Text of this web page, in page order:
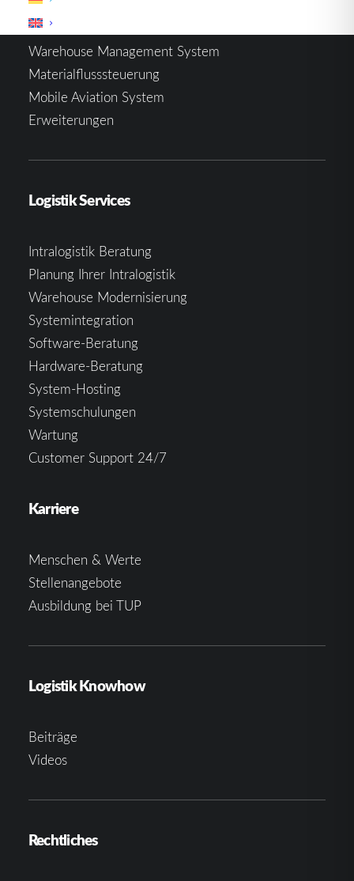
Warehouse Management System
Materialflusssteuerung
Mobile Aviation System
Erweiterungen
Logistik Services
Intralogistik Beratung
Planung Ihrer Intralogistik
Warehouse Modernisierung
Systemintegration
Software-Beratung
Hardware-Beratung
System-Hosting
Systemschulungen
Wartung
Customer Support 24/7
Karriere
Menschen & Werte
Stellenangebote
Ausbildung bei TUP
Logistik Knowhow
Beiträge
Videos
Rechtliches